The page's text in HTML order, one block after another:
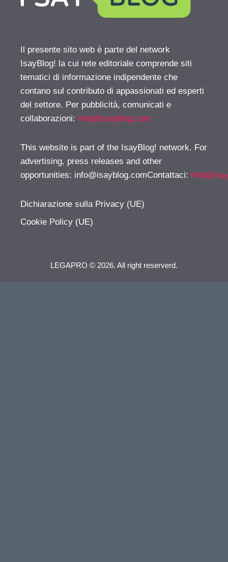
Il presente sito web è parte del network
IsayBlog! la cui rete editoriale comprende siti
tematici di informazione indipendente che
contano sul contributo di appassionati ed esperti
del settore. Per pubblicità, comunicati e
collaborazioni: info@isayblog.com
This website is part of the IsayBlog! network. For
advertising, press releases and other
opportunities: info@isayblog.comContattaci:
Dichiarazione sulla Privacy (UE)
Cookie Policy (UE)
LEGAPRO © 2026. All right reserverd.